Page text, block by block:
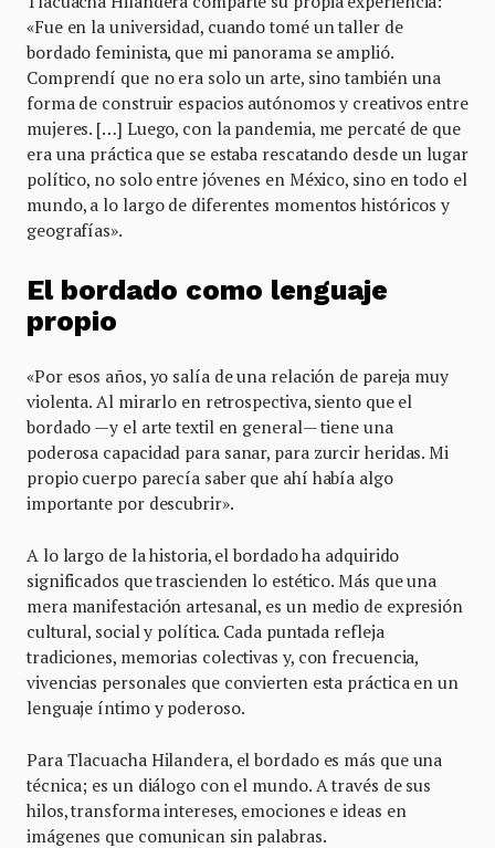
«Fue en la universidad, cuando tomé un taller de
bordado feminista, que mi panorama se amplió.
Comprendí que no era solo un arte, sino también una
forma de construir espacios autónomos y creativos entre
mujeres. […] Luego, con la pandemia, me percaté de que
era una práctica que se estaba rescatando desde un lugar
político, no solo entre jóvenes en México, sino en todo el
mundo, a lo largo de diferentes momentos históricos y
geografías».
El bordado como lenguaje
propio
«Por esos años, yo salía de una relación de pareja muy
violenta. Al mirarlo en retrospectiva, siento que el
bordado —y el arte textil en general— tiene una
poderosa capacidad para sanar, para zurcir heridas. Mi
propio cuerpo parecía saber que ahí había algo
importante por descubrir».
A lo largo de la historia, el bordado ha adquirido
significados que trascienden lo estético. Más que una
mera manifestación artesanal, es un medio de expresión
cultural, social y política. Cada puntada refleja
tradiciones, memorias colectivas y, con frecuencia,
vivencias personales que convierten esta práctica en un
lenguaje íntimo y poderoso.
Para Tlacuacha Hilandera, el bordado es más que una
técnica; es un diálogo con el mundo. A través de sus
hilos, transforma intereses, emociones e ideas en
imágenes que comunican sin palabras.